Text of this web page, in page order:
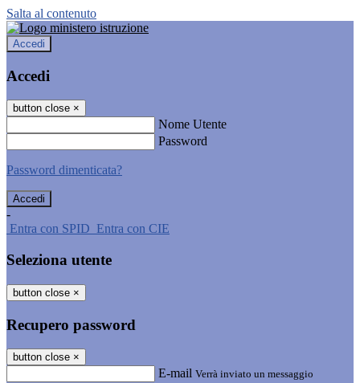
Salta al contenuto
Accedi
Accedi
button close ×
Nome Utente
Password
Password dimenticata?
-
Entra con SPID Entra con CIE
Seleziona utente
button close ×
Recupero password
button close ×
E-mail Verrà inviato un messaggio